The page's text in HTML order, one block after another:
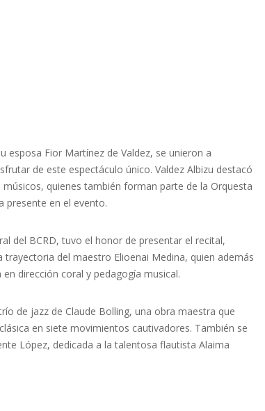
esposa Fior Martínez de Valdez, se unieron a
de este espectáculo único. Valdez Albizu destacó
quienes también forman parte de la Orquesta
presente en el evento.
del BCRD, tuvo el honor de presentar el recital,
del maestro Elioenai Medina, quien además
dirección coral y pedagogía musical.
de jazz de Claude Bolling, una obra maestra que
en siete movimientos cautivadores. También se
López, dedicada a la talentosa flautista Alaima